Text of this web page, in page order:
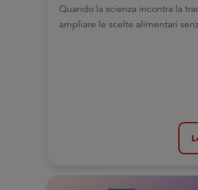
Quando la scienza incontra la
ampliare le scelte alimentari